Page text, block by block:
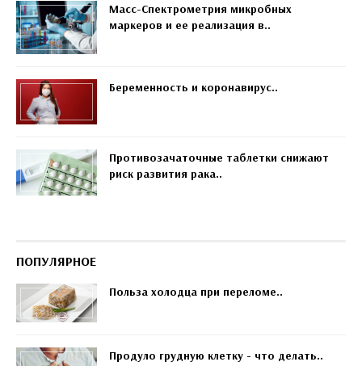
Масс-Спектрометрия микробных
маркеров и ее реализация в..
Беременность и коронавирус..
Противозачаточные таблетки снижают
риск развития рака..
ПОПУЛЯРНОЕ
Польза холодца при переломе..
Продуло грудную клетку - что делать..